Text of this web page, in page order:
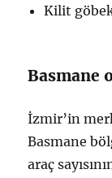
Kilit
Basmane
İzmir’in
Basmane
araç